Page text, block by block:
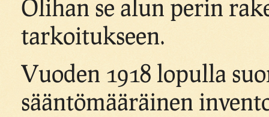
Olihan se alun perin
tarkoitukseen.
Vuoden 1918 lopulla
sääntömääräinen